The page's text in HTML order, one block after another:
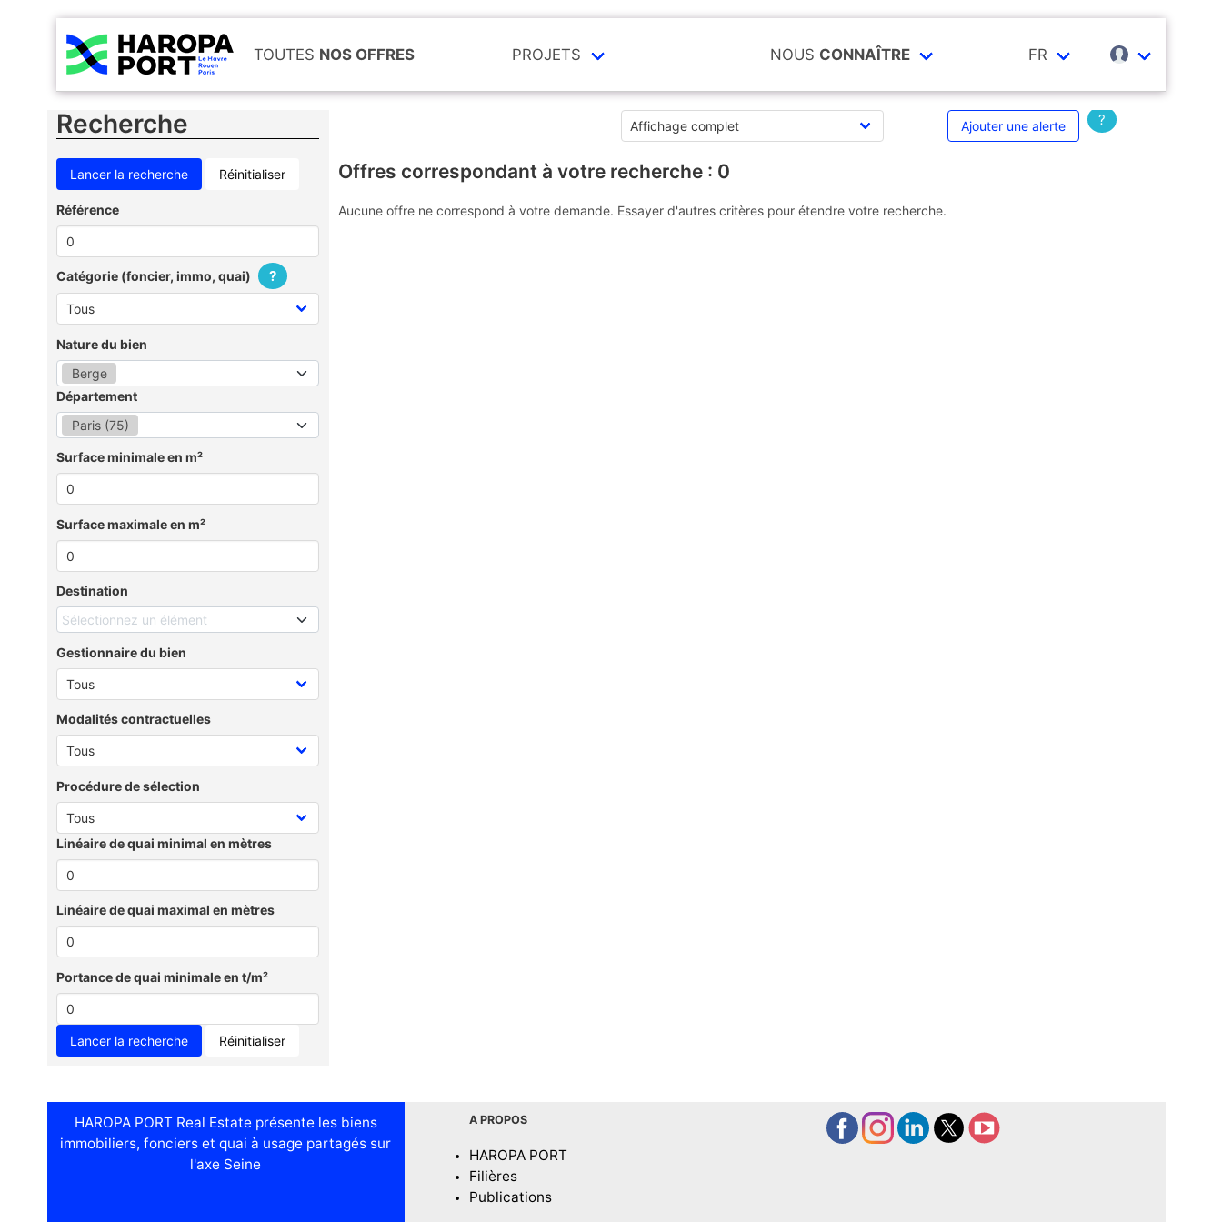
TOUTES NOS OFFRES PROJETS NOUS CONNAÎTRE FR
Recherche
Réinitialiser
Référence
Catégorie (foncier, immo, quai) ?
Nature du bien
Berge
Département
Paris (75)
Surface minimale en m²
Surface maximale en m²
Destination
Sélectionnez un élément
Gestionnaire du bien
Modalités contractuelles
Procédure de sélection
Linéaire de quai minimal en mètres
Linéaire de quai maximal en mètres
Portance de quai minimale en t/m²
Réinitialiser
Ajouter une alerte ?
Offres correspondant à votre recherche : 0
Aucune offre ne correspond à votre demande. Essayer d'autres critères pour étendre votre recherche.
HAROPA PORT Real Estate présente les biens
immobiliers, fonciers et quai à usage partagés sur
l'axe Seine
A PROPOS
HAROPA PORT
Filières
Publications